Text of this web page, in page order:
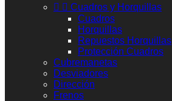
  Cuadros y Horquillas
Cuadros
Horquillas
Repuestos Horquillas
Protección Cuadros
Cubremanetas
Desviadores
Dirección
Frenos